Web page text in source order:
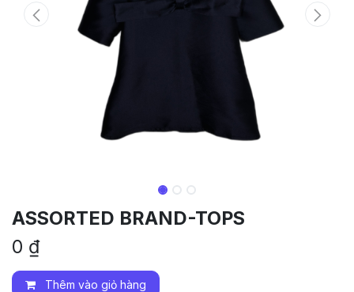
ASSORTED BRAND-TOPS
0 ₫
Thêm vào giỏ hàng